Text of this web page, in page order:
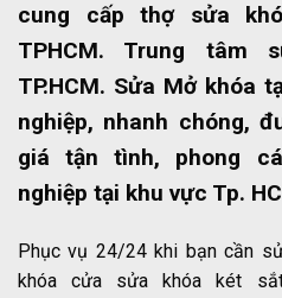
cung cấp thợ sửa
TPHCM. Trung tâm
TP.HCM. Sửa Mở khóa
nghiệp, nhanh chóng,
giá tận tình, phong
nghiệp tại khu vực Tp.
Phục vụ 24/24 khi bạn cần
khóa cửa sửa khóa két